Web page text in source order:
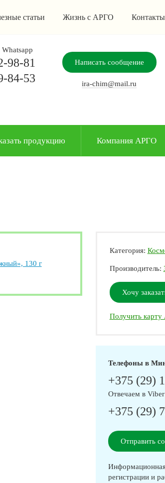
статьи Жизнь с АРГО Контакты
98-81
84-53
Написать сообщение
ira-chim@mail.ru
продукцию Компания АРГО
Категория:
Производитель:
Хочу
Получить карту
Телефоны в
+375 (29)
Отвечаем в Viber
+375 (29)
Отправить
регистрации и